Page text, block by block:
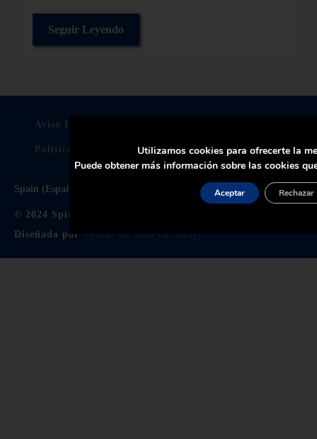
Seguir LeyendoCómo implementar un plan de mantenimiento
Aviso Legal
Política de Cookies Certificados
Spain (España)
© 2024 Spirax Sarco Limited. All Rights Reserved.
Diseñado por Ventas de Alto Octanaje
Utilizamos cookies para ofrecerte la
Puede obtener más información sobre las cookies
Aceptar Rechazar